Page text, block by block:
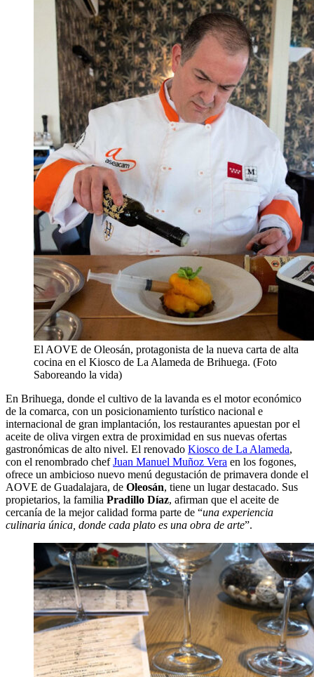
El AOVE de Oleosán, protagonista de la nueva carta de alta
cocina en el Kiosco de La Alameda de Brihuega. (Foto
Saboreando la vida)
En Brihuega, donde el cultivo de la lavanda es el motor económico
de la comarca, con un posicionamiento turístico nacional e
internacional de gran implantación, los restaurantes apuestan por el
aceite de oliva virgen extra de proximidad en sus nuevas ofertas
gastronómicas de alto nivel. El renovado Kiosco de La Alameda,
con el renombrado chefJuan Manuel Muñoz Vera en los fogones,
ofrece un ambicioso nuevo menú degustación de primavera donde el
AOVE de Guadalajara, de Oleosán, tiene un lugar destacado. Sus
propietarios, la familia Pradillo Díaz, afirman que el aceite de
cercanía de la mejor calidad forma parte de “una experiencia
culinaria única, donde cada plato es una obra de arte”.